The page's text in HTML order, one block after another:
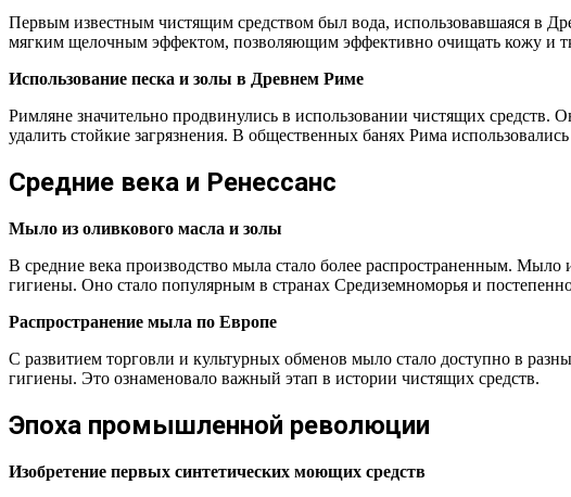
Первым известным чистящим средством был вода, использовавшаяся в
мягким щелочным эффектом, позволяющим эффективно очищать кожу и
Использование песка и золы в Древнем Риме
Римляне значительно продвинулись в использовании чистящих
удалить стойкие загрязнения. В общественных банях Рима
Средние века и Ренессанс
Мыло из оливкового масла и золы
В средние века производство мыла стало более распространенным. Мыло
гигиены. Оно стало популярным в странах Средиземноморья и
Распространение мыла по Европе
С развитием торговли и культурных обменов мыло стало доступно в
гигиены. Это ознаменовало важный этап в истории чистящих средств.
Эпоха промышленной революции
Изобретение первых синтетических моющих средств